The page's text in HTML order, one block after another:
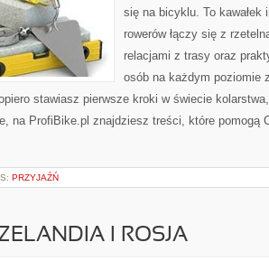
się na bicyklu. To kawałek
rowerów łączy się z
relacjami z trasy oraz
osób na każdym poziomie
stawiasz pierwsze kroki w świecie
na ProfiBike.pl znajdziesz treści, które pomogą
PRZYJAŹŃ
I ROSJA